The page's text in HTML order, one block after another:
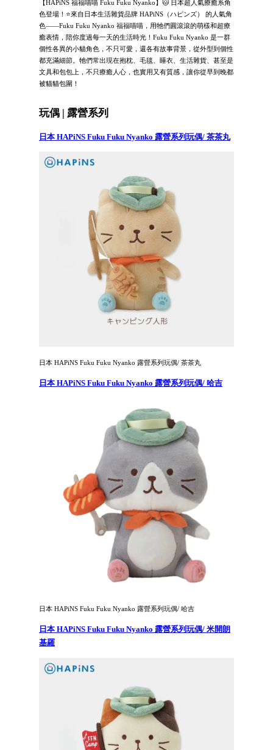
【HAPiNS 福福喵喵 Fuku Fuku Nyanko】🐱 日本超人氣療癒系角
色登場！⭐來自日本生活雜貨品牌 HAPiNS（ハピンズ） 的人氣角
色——Fuku Fuku Nyanko 福福喵喵，用牠們圓滾滾的萌樣和超療
癒表情，陪你度過每一天的生活時光！Fuku Fuku Nyanko 是一群
個性各異的小貓角色，不只可愛，還各有故事背景，從外型到個性
都充滿細節。牠們常出現在抱枕、毛毯、睡衣、生活雜貨、甚至是
文具和包包上，不只療癒人心，也實用又有質感，讓你從早到晚都
被貓貓包圍！
玩偶 | 露營系列
日本 HAPiNS Fuku Fuku Nyanko 露營系列玩偶/ 茶茶丸
日本 HAPiNS Fuku Fuku Nyanko 露營系列玩偶/ 茶茶丸
日本 HAPiNS Fuku Fuku Nyanko 露營系列玩偶/ 哈吉
日本 HAPiNS Fuku Fuku Nyanko 露營系列玩偶/ 哈吉
日本 HAPiNS Fuku Fuku Nyanko 露營系列玩偶/ 米開朗
基羅